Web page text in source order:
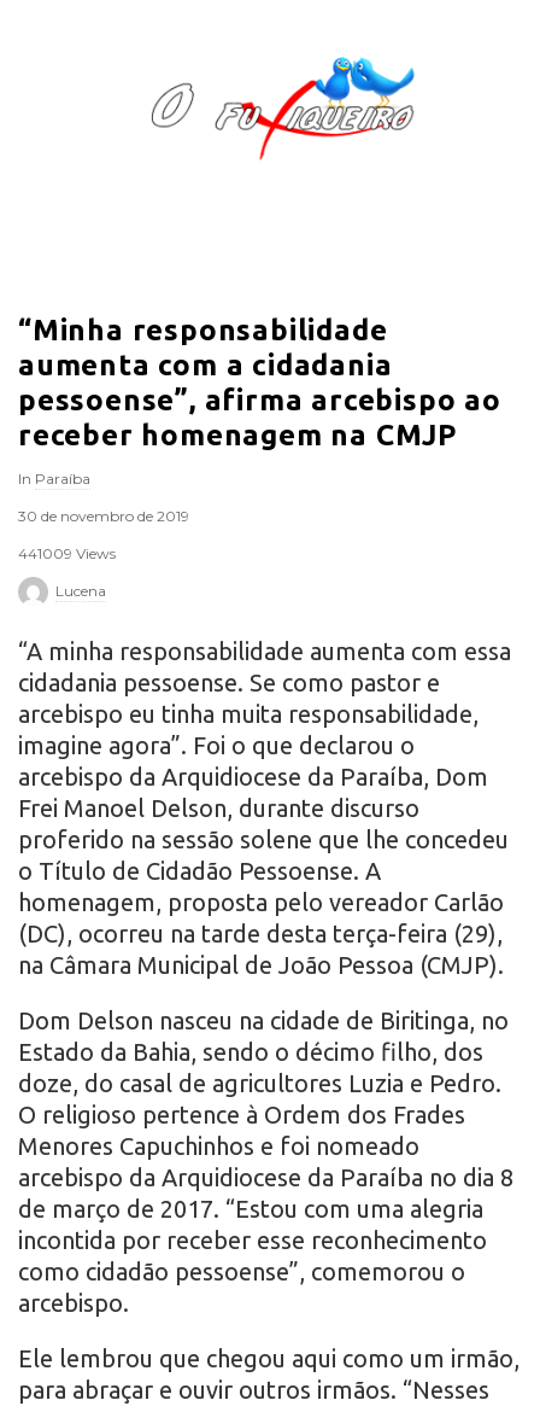
F
q
u
e
i
o
“Minha responsabilidade
aumenta com a cidadania
pessoense”, afirma arcebispo ao
receber homenagem na CMJP
In Paraíba
30 de novembro de 2019
441009 Views
Lucena
“A minha responsabilidade aumenta com essa
cidadania pessoense. Se como pastor e
arcebispo eu tinha muita responsabilidade,
imagine agora”. Foi o que declarou o
arcebispo da Arquidiocese da Paraíba, Dom
Frei Manoel Delson, durante discurso
proferido na sessão solene que lhe concedeu
o Título de Cidadão Pessoense. A
homenagem, proposta pelo vereador Carlão
(DC), ocorreu na tarde desta terça-feira (29),
na Câmara Municipal de João Pessoa (CMJP).
Dom Delson nasceu na cidade de Biritinga, no
Estado da Bahia, sendo o décimo filho, dos
doze, do casal de agricultores Luzia e Pedro.
O religioso pertence à Ordem dos Frades
Menores Capuchinhos e foi nomeado
arcebispo da Arquidiocese da Paraíba no dia 8
de março de 2017. “Estou com uma alegria
incontida por receber esse reconhecimento
como cidadão pessoense”, comemorou o
arcebispo.
Ele lembrou que chegou aqui como um irmão,
para abraçar e ouvir outros irmãos. “Nesses